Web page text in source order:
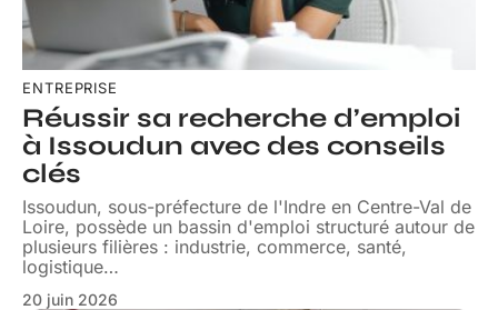
ENTREPRISE
Réussir sa recherche d’emploi
à Issoudun avec des conseils
clés
Issoudun, sous-préfecture de l'Indre en Centre-Val de
Loire, possède un bassin d'emploi structuré autour de
plusieurs filières : industrie, commerce, santé,
logistique…
20 juin 2026